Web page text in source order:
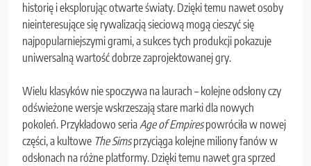
historię i eksplorując otwarte światy. Dzięki temu nawet osoby
nieinteresujące się rywalizacją sieciową mogą cieszyć się
najpopularniejszymi grami, a sukces tych produkcji pokazuje
uniwersalną wartość dobrze zaprojektowanej gry.
Wielu klasyków nie spoczywa na laurach – kolejne odsłony czy
odświeżone wersje wskrzeszają stare marki dla nowych
pokoleń. Przykładowo seriaAge of Empirespowróciła w nowej
części, a kultowe The Simsprzyciąga kolejne miliony fanów w
odsłonach na różne platformy. Dzięki temu nawet gra sprzed